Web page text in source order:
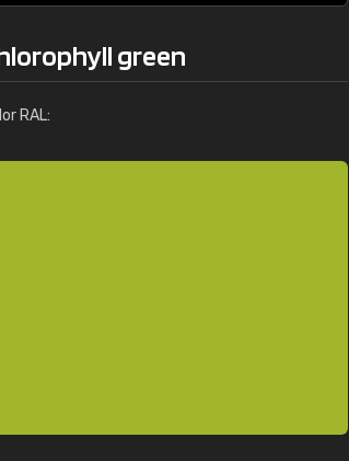
green
RAL:
5 x 15 cm, brillo